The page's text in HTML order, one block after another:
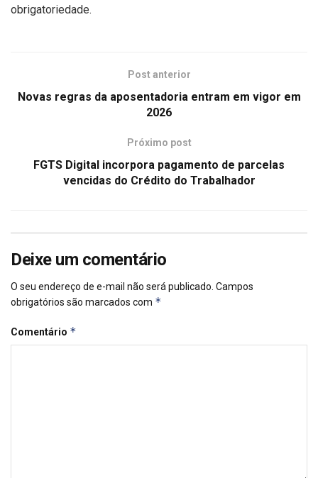
obrigatoriedade.
Post anterior
Novas regras da aposentadoria entram em vigor em
2026
Próximo post
FGTS Digital incorpora pagamento de parcelas
vencidas do Crédito do Trabalhador
Deixe um comentário
O seu endereço de e-mail não será publicado. Campos
obrigatórios são marcados com *
Comentário *